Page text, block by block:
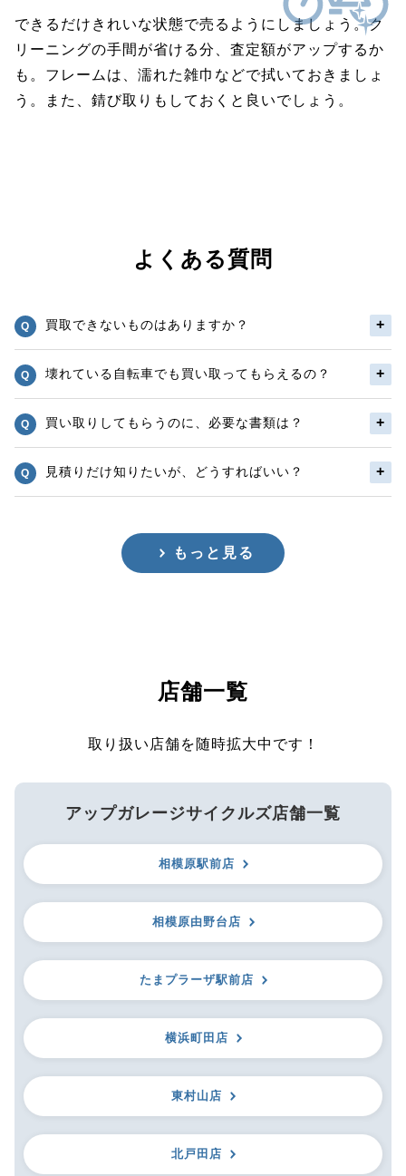
できるだけきれいな状態で売るようにしましょう。ク
リーニングの手間が省ける分、査定額がアップするか
も。フレームは、濡れた雑巾などで拭いておきましょ
う。また、錆び取りもしておくと良いでしょう。
よくある質問
買取できないものはありますか？
壊れている自転車でも買い取ってもらえるの？
買い取りしてもらうのに、必要な書類は？
見積りだけ知りたいが、どうすればいい？
もっと見る
店舗一覧
取り扱い店舗を随時拡大中です！
アップガレージサイクルズ店舗一覧
相模原駅前店
相模原由野台店
たまプラーザ駅前店
横浜町田店
東村山店
北戸田店